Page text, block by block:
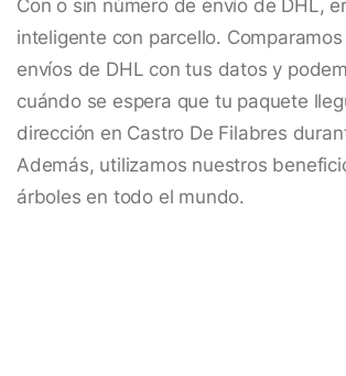
Con o sin número de envío de DHL,
inteligente con parcello.
envíos de DHL con tus datos y
cuándo se espera que tu paquete
dirección en Castro De Filabres
Además, utilizamos nuestros
árboles en todo el mundo.